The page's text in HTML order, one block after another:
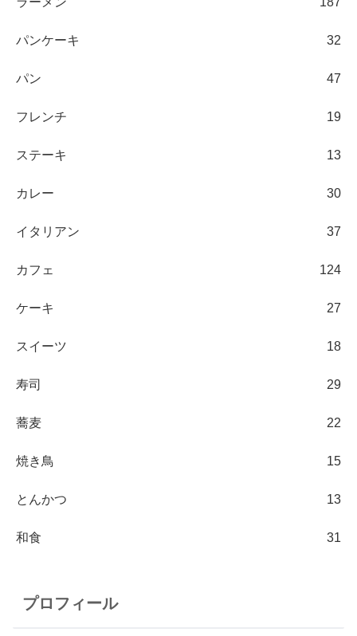
パンケーキ 32
パン 47
フレンチ 19
ステーキ 13
カレー 30
イタリアン 37
カフェ 124
ケーキ 27
スイーツ 18
寿司 29
蕎麦 22
焼き鳥 15
とんかつ 13
和食 31
プロフィール